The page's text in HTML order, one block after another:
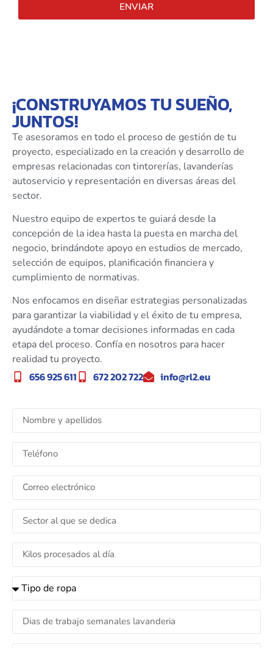
ENVIAR
¡CONSTRUYAMOS TU SUEÑO,
JUNTOS!
Te asesoramos en todo el proceso de gestión de tu
proyecto, especializado en la creación y desarrollo de
empresas relacionadas con tintorerías, lavanderías
autoservicio y representación en diversas áreas del
sector.
Nuestro equipo de expertos te guiará desde la
concepción de la idea hasta la puesta en marcha del
negocio, brindándote apoyo en estudios de mercado,
selección de equipos, planificación financiera y
cumplimiento de normativas.
Nos enfocamos en diseñar estrategias personalizadas
para garantizar la viabilidad y el éxito de tu empresa,
ayudándote a tomar decisiones informadas en cada
etapa del proceso. Confía en nosotros para hacer
realidad tu proyecto.
656 925 611 672 202 722 info@rl2.eu